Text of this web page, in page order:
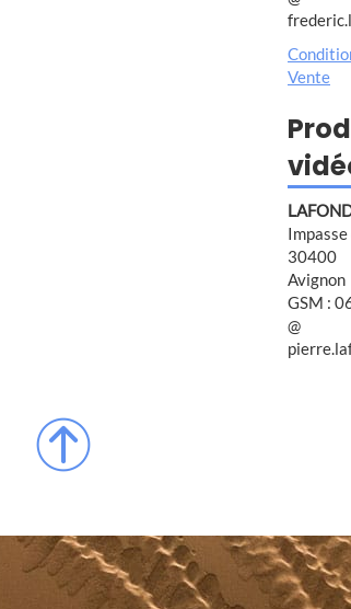
Vente
Impasse
30400
Avignon
GSM :